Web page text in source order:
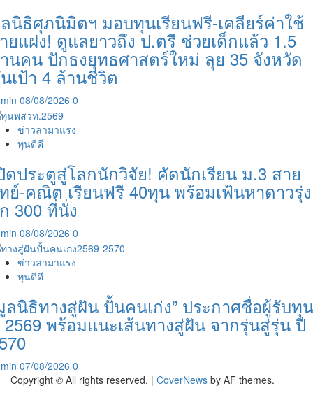
นิธิศุภนิมิตฯ มอบทุนเรียนฟรี-เคลียร์ค่าใช้
ยแฝง! ดูแลยาวถึง ป.ตรี ช่วยเด็กแล้ว 1.5
นคน ปักธงยุทธศาสตร์ใหม่ ลุย 35 จังหวัด
เป้า 4 ล้านชีวิต
08/08/2026 0
ข่าวล่ามาแรง
ทุนดีดี
ดประตูสู่โลกนักวิจัย! คัดนักเรียน ม.3 สาย
ย์-คณิต เรียนฟรี 40ทุน พร้อมเฟ้นหาดาวรุ่ง
300 ที่นั่ง
08/08/2026 0
ข่าวล่ามาแรง
ทุนดีดี
ลนิธิทางสู่ฝัน ปั้นคนเก่ง” ประกาศชื่อผู้รับทุน
พร้อมแนะเส้นทางสู่ฝัน จากรุ่นสู่รุ่น ปี
07/08/2026 0
Copyright © All rights reserved. | CoverNews by AF themes.